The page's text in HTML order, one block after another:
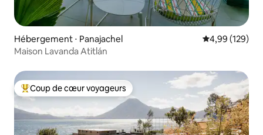
Hébergement ⋅ Panajachel Évaluation
4,99 (129)
Maison Lavanda Atitlán
Coups de cœur voyageurs les plus appréciés
Coup de cœur voyageurs